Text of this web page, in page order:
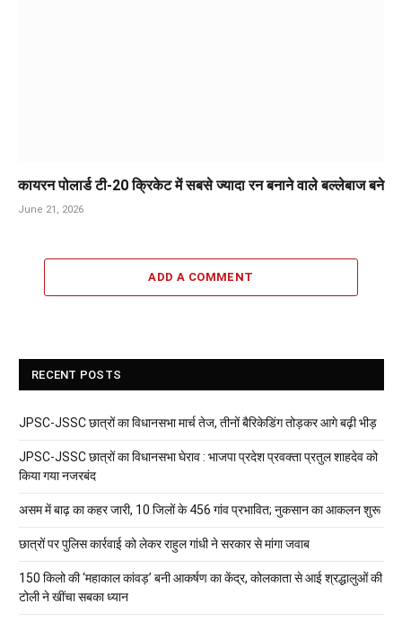
कायरन पोलार्ड टी-20 क्रिकेट में सबसे ज्यादा रन बनाने वाले बल्लेबाज बने
June 21, 2026
ADD A COMMENT
RECENT POSTS
JPSC-JSSC छात्रों का विधानसभा मार्च तेज, तीनों बैरिकेडिंग तोड़कर आगे बढ़ी भीड़
JPSC-JSSC छात्रों का विधानसभा घेराव : भाजपा प्रदेश प्रवक्ता प्रतुल शाहदेव को
किया गया नजरबंद
असम में बाढ़ का कहर जारी, 10 जिलों के 456 गांव प्रभावित; नुकसान का आकलन शुरू
छात्रों पर पुलिस कार्रवाई को लेकर राहुल गांधी ने सरकार से मांगा जवाब
150 किलो की ‘महाकाल कांवड़’ बनी आकर्षण का केंद्र, कोलकाता से आई श्रद्धालुओं की
टोली ने खींचा सबका ध्यान